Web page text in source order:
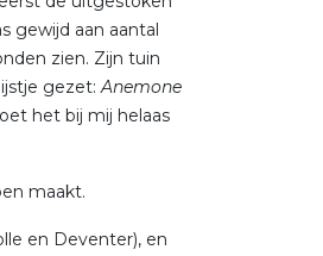
gewijd aan aantal
zien. Zijn tuin
gezet:Anemone
het bij mij helaas
maakt.
en Deventer), en